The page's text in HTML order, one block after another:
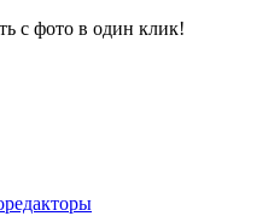
с фото в один клик!